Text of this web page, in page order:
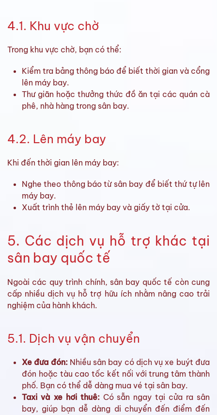
4.1. Khu vực chờ
Trong khu vực chờ, bạn có thể:
Kiểm tra bảng thông báo để biết thời gian và cổng
lên máy bay.
Thư giãn hoặc thưởng thức đồ ăn tại các quán cà
phê, nhà hàng trong sân bay.
4.2. Lên máy bay
Khi đến thời gian lên máy bay:
Nghe theo thông báo từ sân bay để biết thứ tự lên
máy bay.
Xuất trình thẻ lên máy bay và giấy tờ tại cửa.
5. Các dịch vụ hỗ trợ khác tại
sân bay quốc tế
Ngoài các quy trình chính, sân bay quốc tế còn cung
cấp nhiều dịch vụ hỗ trợ hữu ích nhằm nâng cao trải
nghiệm của hành khách.
5.1. Dịch vụ vận chuyển
Xe đưa đón:Nhiều sân bay có dịch vụ xe buýt đưa
đón hoặc tàu cao tốc kết nối với trung tâm thành
phố. Bạn có thể dễ dàng mua vé tại sân bay.
Taxi và xe hơi thuê:Có sẵn ngay tại cửa ra sân
bay, giúp bạn dễ dàng di chuyển đến điểm đến